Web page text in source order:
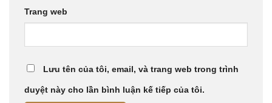
Trang web
Lưu tên của tôi, email, và trang web trong trình
duyệt này cho lần bình luận kế tiếp của tôi.